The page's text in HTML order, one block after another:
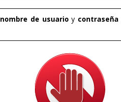
nombre de usuario y contraseña